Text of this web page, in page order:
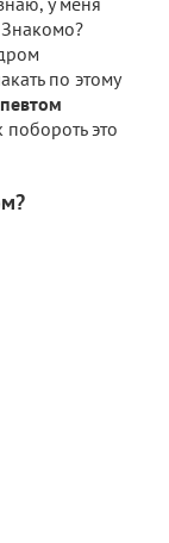
Знакомо?
по этому
побороть это